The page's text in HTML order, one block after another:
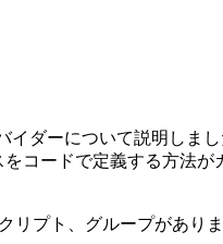
バイダーについて説明しま
コードで定義する方法が
リプト、グループがあり